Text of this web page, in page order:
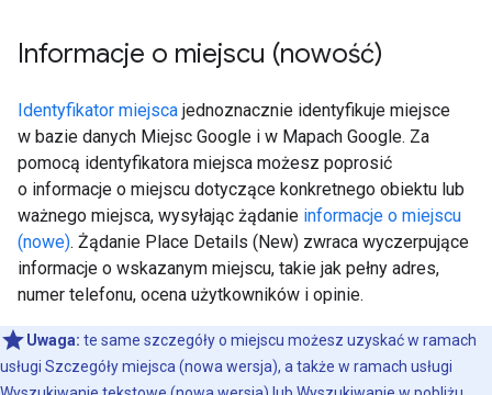
Informacje o miejscu (nowość)
Identyfikator miejsca jednoznacznie identyfikuje miejsce
w bazie danych Miejsc Google i w Mapach Google. Za
pomocą identyfikatora miejsca możesz poprosić
o informacje o miejscu dotyczące konkretnego obiektu lub
ważnego miejsca, wysyłając żądanie informacje o miejscu
(nowe). Żądanie Place Details (New) zwraca wyczerpujące
informacje o wskazanym miejscu, takie jak pełny adres,
numer telefonu, ocena użytkowników i opinie.
Uwaga: te same szczegóły o miejscu możesz uzyskać w ramach
usługi Szczegóły miejsca (nowa wersja), a także w ramach usługi